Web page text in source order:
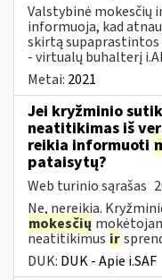
Valstybinė mokesčių
informuoja, kad
skirtą
- virtualų buhalterį
Metai: 2021
Jei kryžminio
neatitikimas iš
reikia informuoti
pataisytų?
Web turinio sąrašas
Ne, nereikia.
mokesčių
neatitikimus ir
DUK: DUK - Apie i.SAF